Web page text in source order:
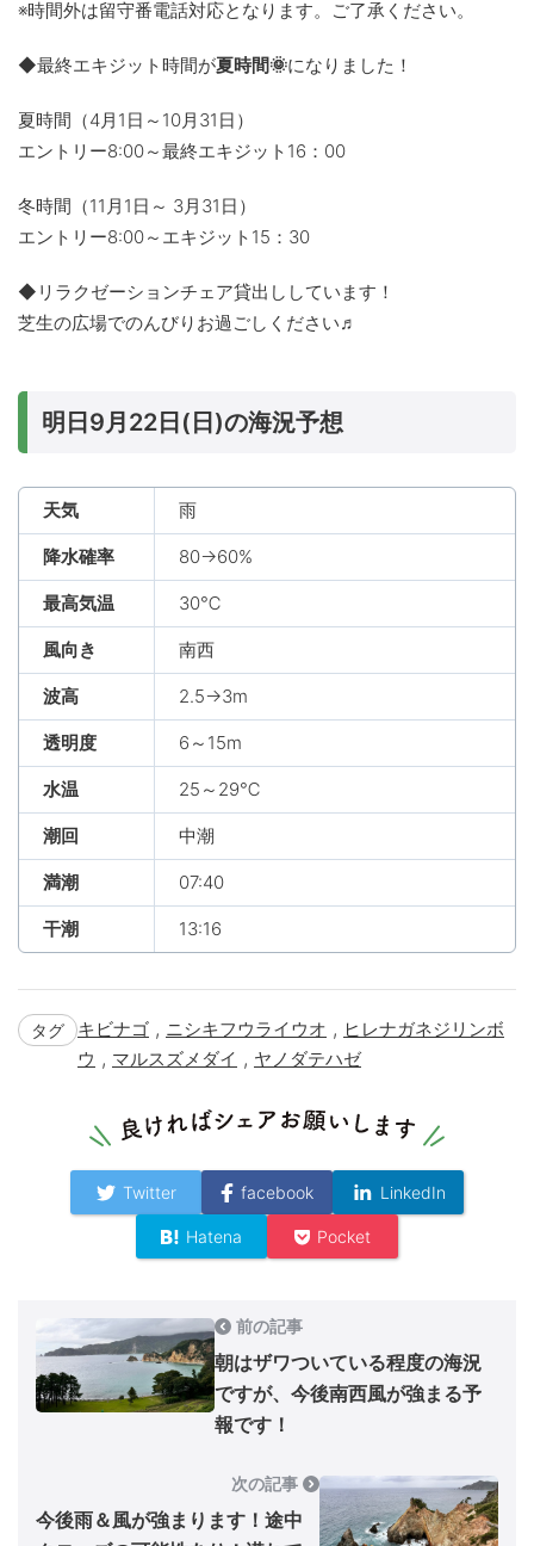
※時間外は留守番電話対応となります。ご了承ください。
◆最終エキジット時間が夏時間🌞になりました！
夏時間（4月1日～10月31日）
エントリー8:00～最終エキジット16：00
冬時間（11月1日～ 3月31日）
エントリー8:00～エキジット15：30
◆リラクゼーションチェア貸出ししています！
芝生の広場でのんびりお過ごしください♬
明日9月22日(日)の海況予想
天気 雨
降水確率 80→60%
最高気温 30℃
風向き 南西
波高 2.5→3m
透明度 6～15m
水温 25～29℃
潮回 中潮
満潮 07:40
干潮 13:16
タグ キビナゴ , ニシキフウライウオ , ヒレナガネジリンボ
ウ , マルスズメダイ , ヤノダテハゼ
Twitter facebook LinkedIn
Hatena Pocket
前の記事
朝はザワついている程度の海況
ですが、今後南西風が強まる予
報です！
次の記事
今後雨＆風が強まります！途中